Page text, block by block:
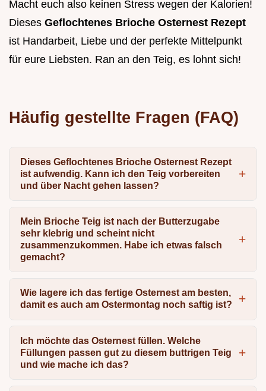
Macht euch also keinen Stress wegen der Kalorien!
Dieses Geflochtenes Brioche Osternest Rezept
ist Handarbeit, Liebe und der perfekte Mittelpunkt
für eure Liebsten. Ran an den Teig, es lohnt sich!
Häufig gestellte Fragen (FAQ)
Dieses Geflochtenes Brioche Osternest Rezept
ist aufwendig. Kann ich den Teig vorbereiten
und über Nacht gehen lassen?
Mein Brioche Teig ist nach der Butterzugabe
sehr klebrig und scheint nicht
zusammenzukommen. Habe ich etwas falsch
gemacht?
Wie lagere ich das fertige Osternest am besten,
damit es auch am Ostermontag noch saftig ist?
Ich möchte das Osternest füllen. Welche
Füllungen passen gut zu diesem buttrigen Teig
und wie mache ich das?